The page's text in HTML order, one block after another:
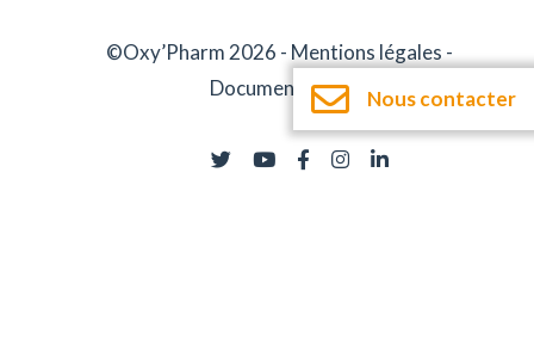
©Oxy’Pharm 2026 - Mentions légales -
Documentation
Nous contacter